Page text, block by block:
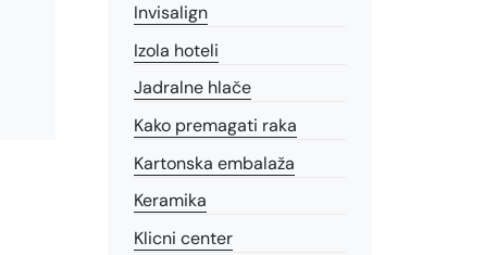
Invisalign
Izola hoteli
Jadralne hlače
Kako premagati raka
Kartonska embalaža
Keramika
Klicni center